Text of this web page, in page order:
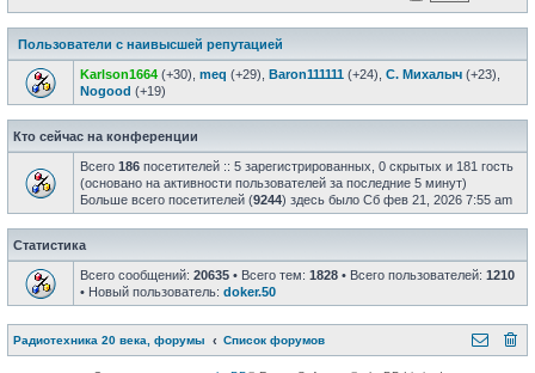
Пользователи с наивысшей репутацией
Karlson1664 (+30), meq (+29), Baron111111 (+24), С. Михалыч (+23),
Nogood (+19)
Кто сейчас на конференции
Всего 186 посетителей :: 5 зарегистрированных, 0 скрытых и 181 гость
(основано на активности пользователей за последние 5 минут)
Больше всего посетителей (9244) здесь было Сб фев 21, 2026 7:55 am
Статистика
Всего сообщений: 20635 • Всего тем: 1828 • Всего пользователей: 1210
• Новый пользователь: doker.50
Радиотехника 20 века, форумы Список форумов